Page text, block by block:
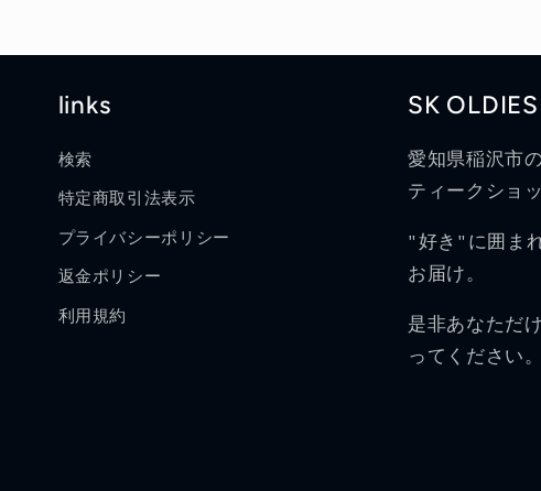
links
検索
特定商取引法表示
プライバシーポリシー
返金ポリシー
利用規約
SK OLDIES
愛知県稲沢市
ティークショ
"好き"に囲ま
お届け。
是非あなただ
ってください。